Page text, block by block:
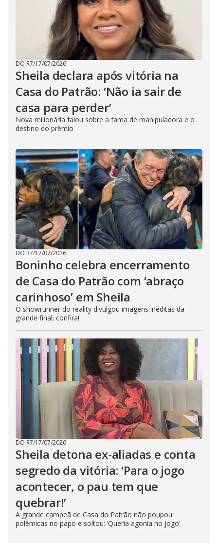
DO R7/17/07/2026
Sheila declara após vitória na
Casa do Patrão: ‘Não ia sair de
casa para perder’
Nova milionária falou sobre a fama de manipuladora e o
destino do prêmio
DO R7/17/07/2026
Boninho celebra encerramento
de Casa do Patrão com ‘abraço
carinhoso’ em Sheila
O showrunner do reality divulgou imagens inéditas da
grande final; confira!
DO R7/17/07/2026
Sheila detona ex-aliadas e conta
segredo da vitória: ‘Para o jogo
acontecer, o pau tem que
quebrar!’
A grande campeã de Casa do Patrão não poupou
polêmicas no papo e soltou: ‘Queria agonia no jogo’